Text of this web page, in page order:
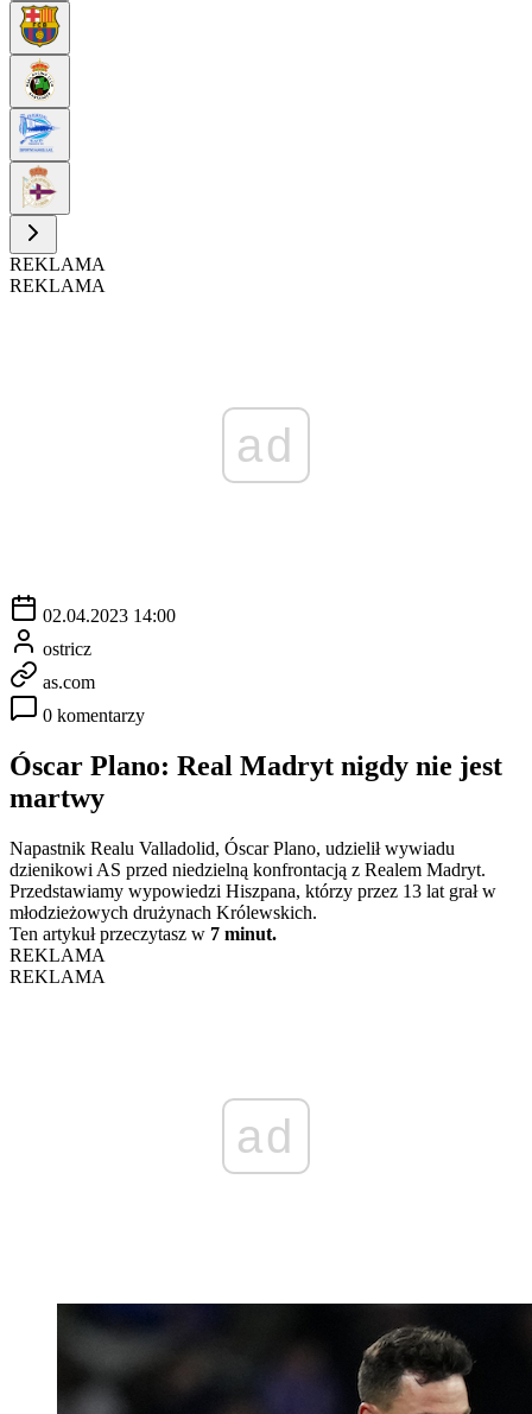
REKLAMA
REKLAMA
ad
02.04.2023 14:00
ostricz
as.com
0 komentarzy
Óscar Plano: Real Madryt nigdy nie jest
martwy
Napastnik Realu Valladolid, Óscar Plano, udzielił wywiadu
dzienikowi AS przed niedzielną konfrontacją z Realem Madryt.
Przedstawiamy wypowiedzi Hiszpana, którzy przez 13 lat grał w
młodzieżowych drużynach Królewskich.
Ten artykuł przeczytasz w 7 minut.
REKLAMA
REKLAMA
ad